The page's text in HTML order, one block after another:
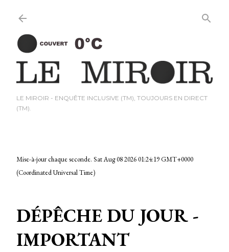
LE MIROIR - ENQUÊTE INCLUSIVE (TM), TOUJOURS EN DIRECT
(TM).
Mise-à-jour chaque seconde. Sat Aug 08 2026 01:24:19 GMT+0000
(Coordinated Universal Time)
DÉPÊCHE DU JOUR -
IMPORTANT